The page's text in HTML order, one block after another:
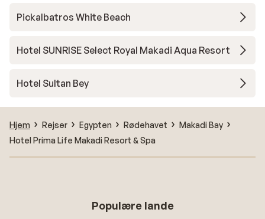
Pickalbatros White Beach
Hotel SUNRISE Select Royal Makadi Aqua Resort
Hotel Sultan Bey
Hjem Rejser Egypten Rødehavet
Makadi Bay
Hotel Prima Life Makadi Resort & Spa
Populære lande